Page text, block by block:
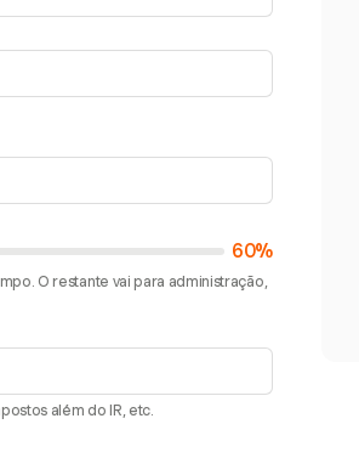
60%
O restante vai para administração,
além do IR, etc.